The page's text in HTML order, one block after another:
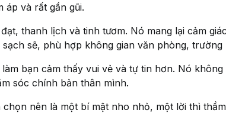
áp và rất gần gũi.
thanh lịch và tinh tươm. Nó mang lại cảm
sẽ, phù hợp không gian văn phòng, trường
bạn cảm thấy vui vẻ và tự tin hơn. Nó không
sóc chính bản thân mình.
chọn nên là một bí mật nho nhỏ, một lời thì